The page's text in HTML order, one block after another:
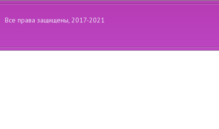
Все права защищены, 2017-2021